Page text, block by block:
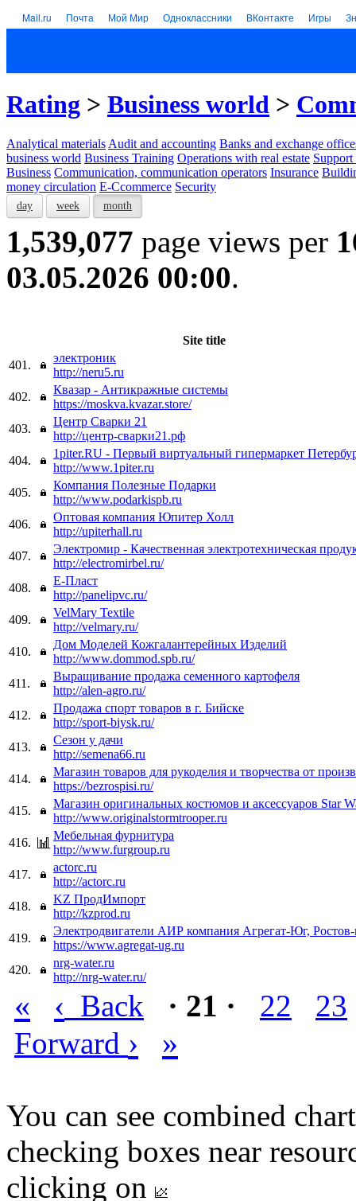
Mail.ru Почта Мой Мир Одноклассники ВКонтакте Игры
Rating > Business world >
Analytical materials Audit and accounting Banks and exchange
business world Business Training Operations with real estate Support
Business Communication, communication operators Insurance
money circulation E-Ccommerce Security
day week month
1,539,077 page views per
03.05.2026 00:00.
Site title
401.
электроник
http://neru5.ru
402.
Квазар - Антикражные системы
https://moskva.kvazar.store/
403.
Центр Сварки 21
http://центр-сварки21.рф
404.
1piter.RU - Первый виртуальный гипермаркет
http://www.1piter.ru
405.
Компания Полезные Подарки
http://www.podarkispb.ru
406.
Оптовая компания Юпитер Холл
http://upiterhall.ru
407.
Электромир - Качественная электротехническая
http://electromirbel.ru/
408.
Е-Пласт
http://panelipvc.ru/
409.
VelMary Textile
http://velmary.ru/
410.
Дом Моделей Кожгалантерейных Изделий
http://www.dommod.spb.ru/
411.
Выращивание продажа семенного картофеля
http://alen-agro.ru/
412.
Продажа спорт товаров в г. Бийске
http://sport-biysk.ru/
413.
Сезон у дачи
http://semena66.ru
414.
Магазин товаров для рукоделия и творчества от
https://bezrospisi.ru/
415.
Магазин оригинальных костюмов и аксессуаров Star
http://www.originalstormtrooper.ru
416.
Мебельная фурнитура
http://www.furgroup.ru
417.
actorc.ru
http://actorc.ru
418.
KZ ПродИмпорт
http://kzprod.ru
419.
Электродвигатели АИР компания Агрегат-Юг,
https://www.agregat-ug.ru
420.
nrg-water.ru
http://nrg-water.ru/
« ‹ Back · 21 · 22
23
Forward › »
You can see combined
checking boxes near
clicking on